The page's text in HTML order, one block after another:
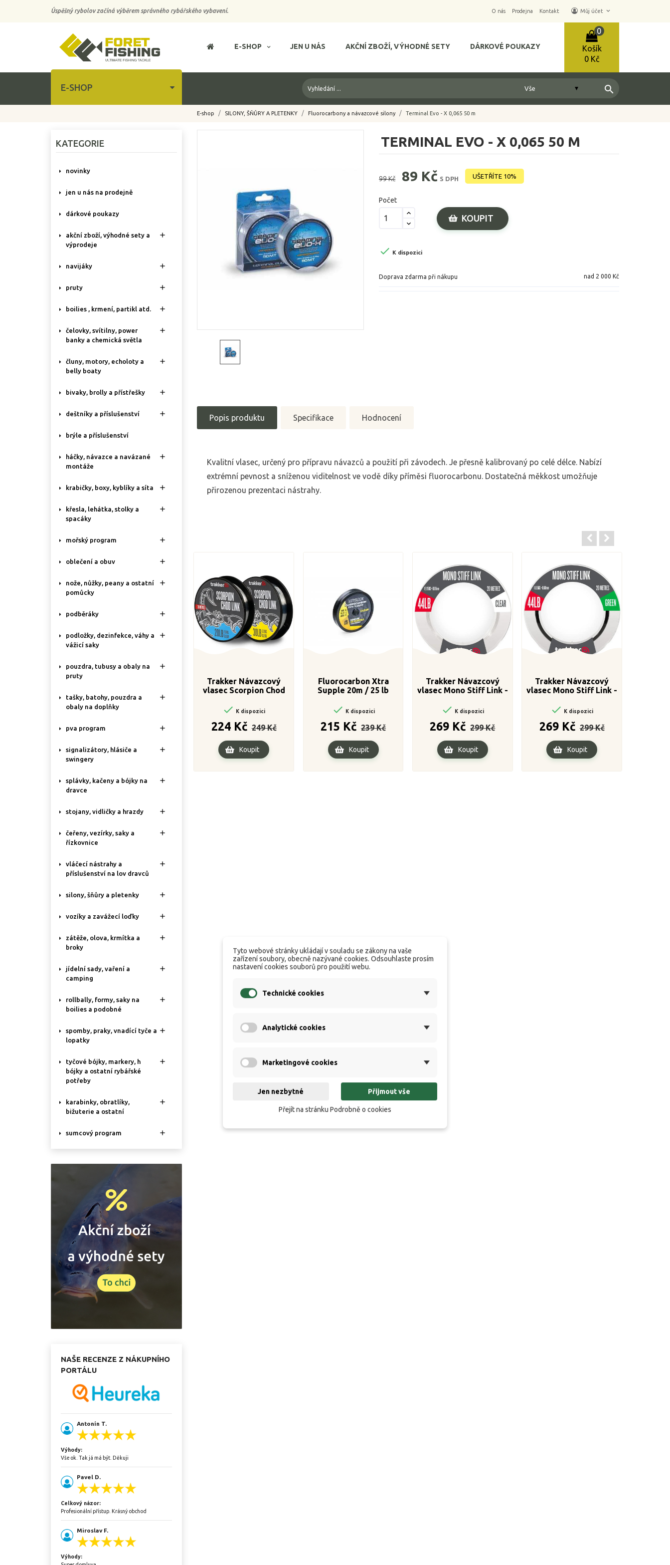
Úspěšný rybolov začíná výběrem správného rybářského vybavení. O nás Prodejna Kontakt Můj účet keyboard_arrow_down
Košík
0
0 Kč
E-SHOP JEN U NÁS AKČNÍ ZBOŽÍ, VÝHODNÉ SETY DÁRKOVÉ POUKAZY
E-SHOP search
E-shop SILONY, ŠŇŮRY A PLETENKY Fluorocarbony a návazcové silony Terminal Evo - X 0,065 50 m
KATEGORIE
novinky
jen u nás na prodejně
dárkové poukazy
akční zboží, výhodné sety a
výprodeje

navijáky 
pruty 
boilies , krmení, partikl atd. 
čelovky, svítilny, power
banky a chemická světla

čluny, motory, echoloty a
belly boaty

bivaky, brolly a přístřešky 
deštníky a příslušenství 
brýle a příslušenství
háčky, návazce a navázané
montáže

krabičky, boxy, kyblíky a síta 
křesla, lehátka, stolky a
spacáky

mořský program 
oblečení a obuv 
nože, nůžky, peany a ostatní
pomůcky

podběráky 
podložky, dezinfekce, váhy a
vážicí saky

pouzdra, tubusy a obaly na
pruty

tašky, batohy, pouzdra a
obaly na doplňky

pva program 
signalizátory, hlásiče a
swingery

splávky, kačeny a bójky na
dravce

stojany, vidličky a hrazdy 
čeřeny, vezírky, saky a
řízkovnice

vláčecí nástrahy a
příslušenství na lov dravců

silony, šňůry a pletenky 
vozíky a zavážecí loďky 
zátěže, olova, krmítka a
broky

jídelní sady, vaření a
camping

rollbally, formy, saky na
boilies a podobné

spomby, praky, vnadící tyče a
lopatky

tyčové bójky, markery, h
bójky a ostatní rybářské
potřeby

karabinky, obratlíky,
bižuterie a ostatní

sumcový program 
NAŠE RECENZE Z NÁKUPNÍHO
PORTÁLU
Antonín T.
Výhody:
Vše ok. Tak já má být. Děkuji
Pavel D.
Celkový názor:
Profesionální přístup. Krásný obchod
Miroslav F.
Výhody:
TERMINAL EVO - X 0,065 50 M
99 Kč 89 Kč S DPH UŠETŘÍTE 10%
Počet
KOUPIT
 K dispozici
Doprava zdarma při nákupu nad 2 000 Kč
Popis produktu Specifikace Hodnocení
Kvalitní vlasec, určený pro přípravu návazců a použití při závodech. Je přesně kalibrovaný po celé délce. Nabízí
extrémní pevnost a sníženou viditelnost ve vodě díky příměsi fluorocarbonu. Dostatečná měkkost umožňuje
přirozenou prezentaci nástrahy.
Trakker Návazcový
vlasec Scorpion Chod
 K dispozici
224 Kč cena
249 Kč
Koupit
Fluorocarbon Xtra
Supple 20m / 25 lb
 K dispozici
215 Kč
cena
239 Kč
Koupit
Trakker Návazcový
vlasec Mono Stiff Link -
 K dispozici
269 Kč
cena
299 Kč
Koupit
Trakker Návazcový
vlasec Mono Stiff Link -
 K dispozici
269 Kč cena
299 Kč
Koupit
Tyto webové stránky ukládají v souladu se zákony na vaše
zařízení soubory, obecně nazývané cookies. Odsouhlaste prosím
nastavení cookies souborů pro použití webu.
Technické cookies
Analytické cookies
Marketingové cookies
Jen nezbytné Přijmout vše
Přejít na stránku Podrobně o cookies